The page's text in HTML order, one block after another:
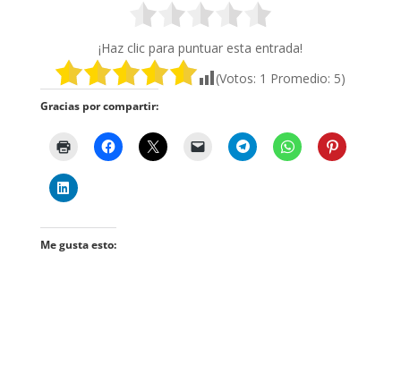
¡Haz clic para puntuar esta entrada!
(Votos: 1 Promedio: 5)
Gracias por compartir:
Me gusta esto: